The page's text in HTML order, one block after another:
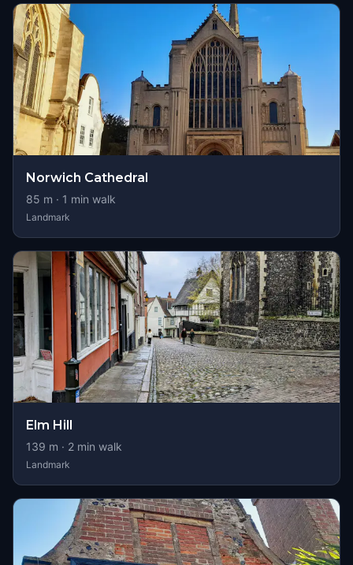
Norwich Cathedral
85 m · 1 min walk
Landmark
Elm Hill
139 m · 2 min walk
Landmark